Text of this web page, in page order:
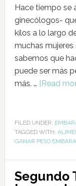
Hace tiempo se
ginecólogos-
kilos a lo largo
muchas mujeres
sabemos que
puede ser más
más. … [Read
FILED UNDER:
TAGGED WITH:
GANAR PESO
Segundo